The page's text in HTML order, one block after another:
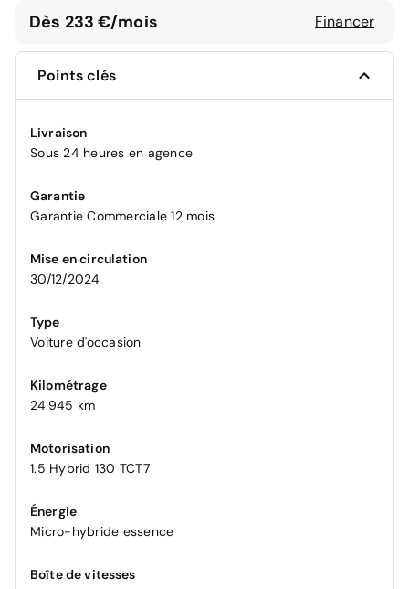
Dès 233 €/mois Financer
Points clés
Livraison
Sous 24 heures en agence
Garantie
Garantie Commerciale 12 mois
Mise en circulation
30/12/2024
Type
Voiture d'occasion
Kilométrage
24 945 km
Motorisation
1.5 Hybrid 130 TCT7
Énergie
Micro-hybride essence
Boîte de vitesses